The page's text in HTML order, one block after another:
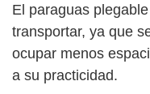
El paraguas
transportar, ya que
ocupar menos
a su practicidad.